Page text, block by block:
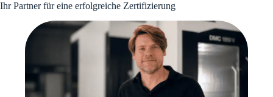
Ihr Partner für eine erfolgreiche Zertifizierung